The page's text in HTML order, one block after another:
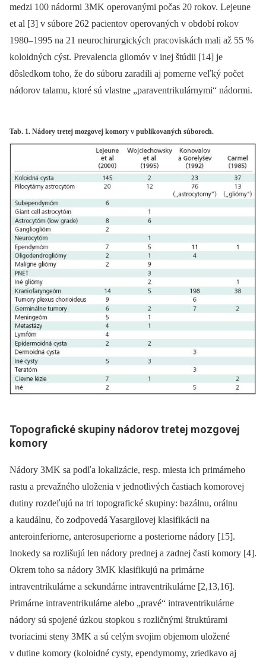
medzi 100 nádormi 3MK operovanými počas 20 rokov. Lejeune
et al [3] v súbore 262 pacientov operovaných v období rokov
1980–1995 na 21 neurochirurgických pracoviskách mali až 55 %
koloidných cýst. Prevalencia gliomóv v inej štúdii [14] je
dôsledkom toho, že do súboru zaradili aj pomerne veľký počet
nádorov talamu, ktoré sú vlastne „paraventrikulárnymi“ nádormi.
Tab. 1. Nádory tretej mozgovej komory v publikovaných súboroch.
Topografické skupiny nádorov tretej mozgovej
komory
Nádory 3MK sa podľa lokalizácie, resp. miesta ich primárneho
rastu a prevažného uloženia v jednotlivých častiach komorovej
dutiny rozdeľujú na tri topografické skupiny: bazálnu, orálnu
a kaudálnu, čo zodpovedá Yasargilovej klasifikácii na
anteroinferiorne, anterosuperiorne a posteriorne nádory [15].
Inokedy sa rozlišujú len nádory prednej a zadnej časti komory [4].
Okrem toho sa nádory 3MK klasifikujú na primárne
intraventrikulárne a sekundárne intraventrikulárne [2,13,16].
Primárne intraventrikulárne alebo „pravé“ intraventrikulárne
nádory sú spojené úzkou stopkou s rozličnými štruktúrami
tvoriacimi steny 3MK a sú celým svojim objemom uložené
v dutine komory (koloidné cysty, ependymomy, zriedkavo aj